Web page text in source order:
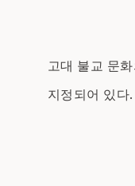
고대 불교 문
지정되어 있다.